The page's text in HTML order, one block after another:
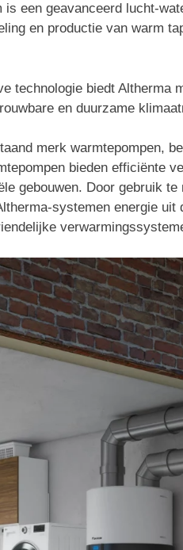
is een geavanceerd lucht-
en productie van warm
technologie biedt Altherma
en duurzame
merk warmtepompen,
bieden efficiënte
gebouwen. Door gebruik
systemen energie